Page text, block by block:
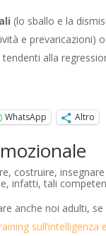
(lo sballo e la
e prevaricazioni) o
alla
WhatsApp Altro
costruire,
infatti, tali
anche noi adulti,